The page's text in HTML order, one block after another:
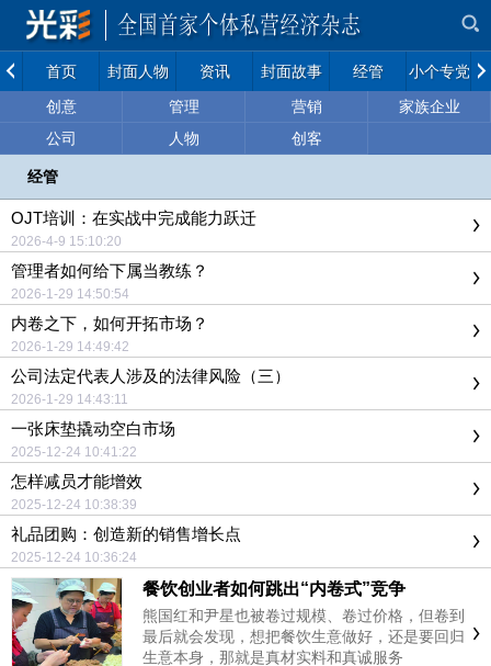
首页 封面人物 资讯 封面故事 经管
小个专党建
创意
管理 营销
家族企业
公司
人物 创客
经管
OJT培训：在实战中完成能力跃迁
2026-4-9 15:10:20
管理者如何给下属当教练？
2026-1-29 14:50:54
内卷之下，如何开拓市场？
2026-1-29 14:49:42
公司法定代表人涉及的法律风险（三）
2026-1-29 14:43:11
一张床垫撬动空白市场
2025-12-24 10:41:22
怎样减员才能增效
2025-12-24 10:38:39
礼品团购：创造新的销售增长点
2025-12-24 10:36:24
餐饮创业者如何跳出“内卷式”竞争
熊国红和尹星也被卷过规模、卷过价格，但卷到
最后就会发现，想把餐饮生意做好，还是要回归
生意本身，那就是真材实料和真诚服务